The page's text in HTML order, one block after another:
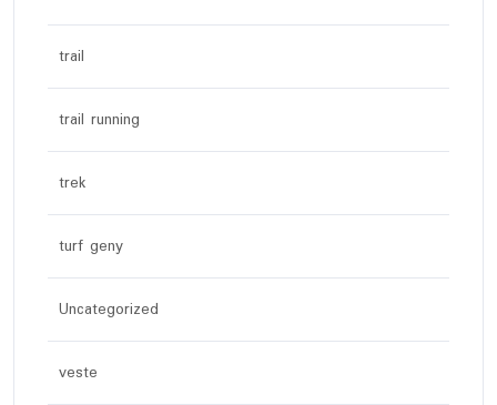
trail
trail running
trek
turf geny
Uncategorized
veste